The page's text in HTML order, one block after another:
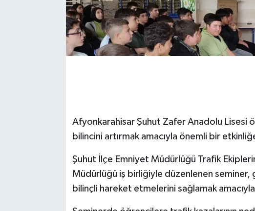
Afyonkarahisar Şuhut Zafer Anadolu Lisesi
bilincini artırmak amacıyla önemli bir
Şuhut İlçe Emniyet Müdürlüğü Trafik
Müdürlüğü iş birliğiyle düzenlenen
bilinçli hareket etmelerini sağlamak